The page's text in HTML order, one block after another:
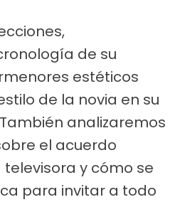
de su
estéticos
de la novia en su
analizaremos
el acuerdo
y cómo se
para invitar a todo